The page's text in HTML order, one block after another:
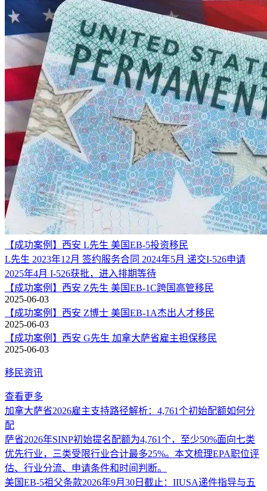
【成功案例】西安 L先生 美国EB-5投资移民
L先生 2023年12月 签约服务合同 2024年5月 递交I-526申请
2025年4月 I-526获批，进入排期等待
【成功案例】西安 Z先生 美国EB-1C跨国高管移民
2025-06-03
【成功案例】西安 Z博士 美国EB-1A杰出人才移民
2025-06-03
【成功案例】西安 G先生 加拿大萨省雇主担保移民
2025-06-03
移民资讯
查看更多
加拿大萨省2026雇主支持路径解析：4,761个初始配额如何分
配
萨省2026年SINP初始提名配额为4,761个，至少50%面向七类
优先行业，三类受限行业合计最多25%。本文梳理EPA职位评
估、行业分流、申请条件和时间判断。
美国EB-5祖父条款2026年9月30日截止：IIUSA递件指导与五